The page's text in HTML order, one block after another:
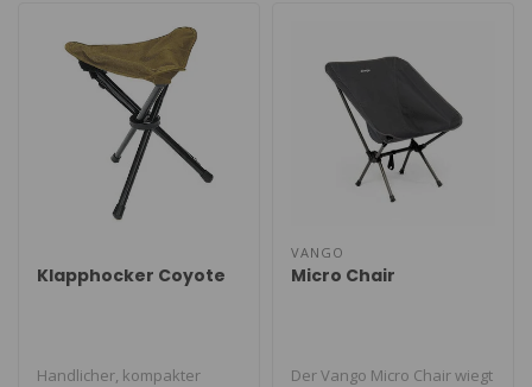
Klapphocker Coyote
Handlicher, kompakter
VANGO
Micro Chair
Der Vango Micro Chair wiegt